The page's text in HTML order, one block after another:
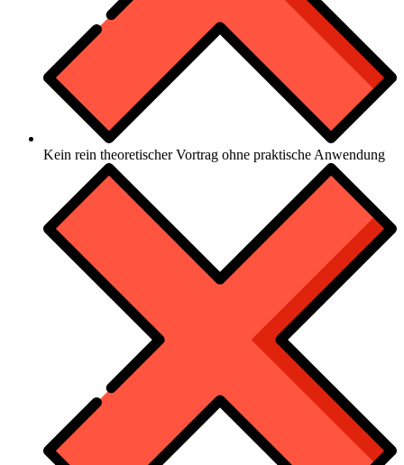
Kein rein theoretischer Vortrag ohne praktische Anwendung